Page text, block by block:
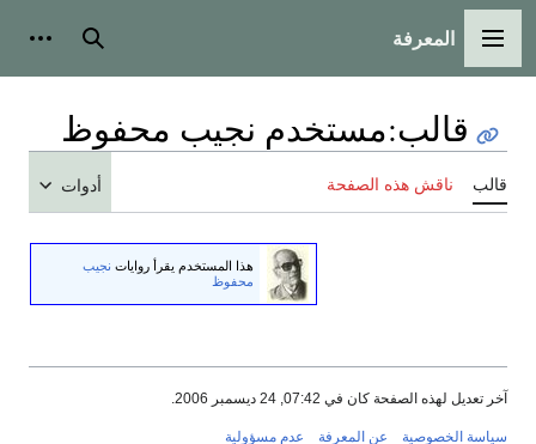
القائمة الرئيسية
المعرفة بحث
قالب:مستخدم نجيب محفوظ
قالب ناقش هذه الصفحة أدوات
هذا المستخدم يقرأ روايات نجيب
محفوظ
آخر تعديل لهذه الصفحة كان في 07:42, 24 ديسمبر 2006.
سياسة الخصوصية عن المعرفة عدم مسؤولية